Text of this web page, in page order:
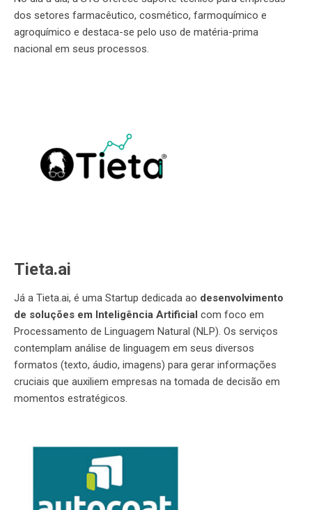
dos setores farmacêutico, cosmético, farmoquímico e
agroquímico e destaca-se pelo uso de matéria-prima
nacional em seus processos.
Tieta.ai
Já a Tieta.ai, é uma Startup dedicada ao desenvolvimento
de soluções em Inteligência Artificial com foco em
Processamento de Linguagem Natural (NLP). Os serviços
contemplam análise de linguagem em seus diversos
formatos (texto, áudio, imagens) para gerar informações
cruciais que auxiliem empresas na tomada de decisão em
momentos estratégicos.